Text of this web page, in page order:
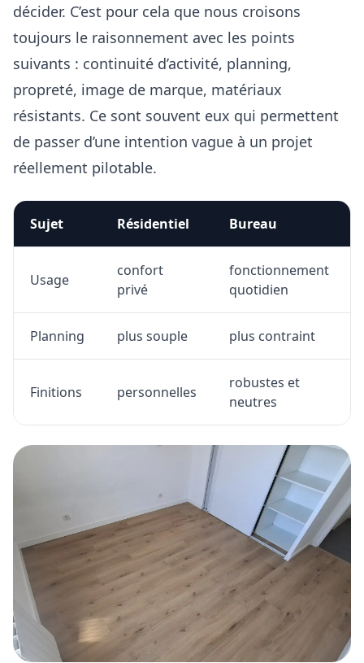
décider. C’est pour cela que nous croisons
toujours le raisonnement avec les points
suivants : continuité d’activité, planning,
propreté, image de marque, matériaux
résistants. Ce sont souvent eux qui permettent
de passer d’une intention vague à un projet
réellement pilotable.
Sujet Résidentiel Bureau
Usage
confort
privé
fonctionnement
quotidien
Planning plus souple plus contraint
Finitions personnelles
robustes et
neutres